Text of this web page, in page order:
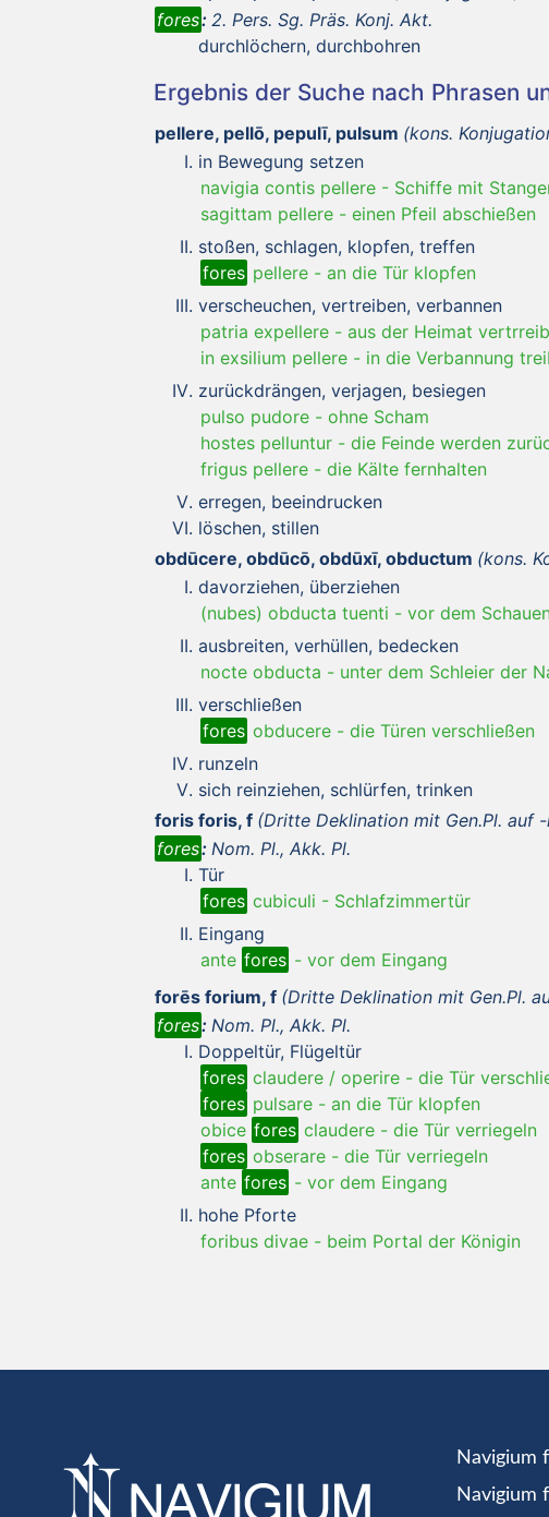
fores: 2. Pers. Sg. Präs. Konj. Akt.
durchlöchern, durchbohren
Ergebnis der Suche nach Phrasen
pellere, pellō, pepulī, pulsum (kons.
in Bewegung setzen
navigia contis pellere - Schiffe mit
sagittam pellere - einen Pfeil abschießen
stoßen, schlagen, klopfen, treffen
fores pellere - an die Tür klopfen
verscheuchen, vertreiben, verbannen
patria expellere - aus der Heimat
in exsilium pellere - in die Verbannung
zurückdrängen, verjagen, besiegen
pulso pudore - ohne Scham
hostes pelluntur - die Feinde werden
frigus pellere - die Kälte fernhalten
erregen, beeindrucken
löschen, stillen
obdūcere, obdūcō, obdūxī, obductum (kons.
davorziehen, überziehen
(nubes) obducta tuenti - vor dem
ausbreiten, verhüllen, bedecken
nocte obducta - unter dem Schleier der
verschließen
fores obducere - die Türen verschließen
runzeln
sich reinziehen, schlürfen, trinken
foris foris, f (Dritte Deklination mit Gen.Pl. auf
fores: Nom. Pl., Akk. Pl.
Tür
fores cubiculi - Schlafzimmertür
Eingang
ante fores - vor dem Eingang
forēs forium, f (Dritte Deklination mit Gen.Pl.
fores: Nom. Pl., Akk. Pl.
Doppeltür, Flügeltür
fores claudere / operire - die Tür
fores pulsare - an die Tür klopfen
obice fores claudere - die Tür verriegeln
fores obserare - die Tür verriegeln
ante fores - vor dem Eingang
hohe Pforte
foribus divae - beim Portal der Königin
Navigium
Navigium